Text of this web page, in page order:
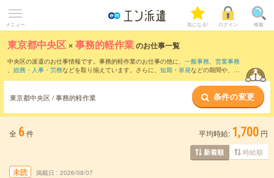
メニュー 気になる! ログイン 検索
東京都中央区 ×事務的軽作業のお仕事一覧
中央区の派遣のお仕事情報です。事務的軽作業のお仕事の他に、 一般事務、 営業事務
、 総務・人事・労務などを取り揃えています。さらに、 短期 ・ 単発などの期間や、 職
東京都中央区 / 事務的軽作業 条件の変更
全 6件 平均時給: 1,700 円
新着順 時給順
未読 掲載日 2026/08/07